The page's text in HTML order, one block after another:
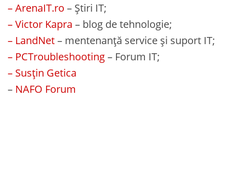
– ArenaIT.ro – Știri IT;
– Victor Kapra – blog de tehnologie;
– LandNet– mentenanță service și suport IT;
– PCTroubleshooting– Forum IT;
– Susțin Getica
– NAFO Forum